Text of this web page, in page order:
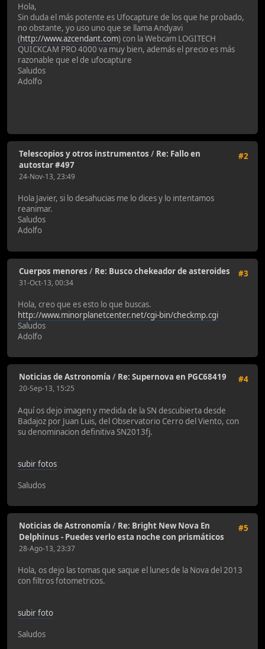
Hola,
Sin duda el más potente es Ufocapture de los que he probado,
no obstante, yo uso uno que se llama Andyavi
(http://www.azcendant.com) con la Webcam LOGITECH
QUICKCAM PRO 4000 va muy bien, además el precio es más
razonable que el de ufocapture
Saludos
Adolfo
#2
Telescopios y otros instrumentos / Re: Fallo en
autostar #497
24-Nov-13, 23:49
Hola Javier, si lo desahucias me lo dices y lo intentamos
reanimar.
Saludos
Adolfo
#3
Cuerpos menores / Re: Busco chekeador de asteroides
31-Oct-13, 00:34
Hola, creo que es esto lo que buscas.
http://www.minorplanetcenter.net/cgi-bin/checkmp.cgi
Saludos
Adolfo
#4
Noticias de Astronomía / Re: Supernova en PGC68419
20-Sep-13, 15:25
Aquí os dejo imagen y medida de la SN descubierta desde
Badajoz por Juan Luis, del Observatorio Cerro del Viento, con
su denominacion definitiva SN2013fj.
subir fotos
Saludos
#5
Noticias de Astronomía / Re: Bright New Nova En
Delphinus - Puedes verlo esta noche con prismáticos
28-Ago-13, 23:37
Hola, os dejo las tomas que saque el lunes de la Nova del 2013
con filtros fotometricos.
subir foto
Saludos